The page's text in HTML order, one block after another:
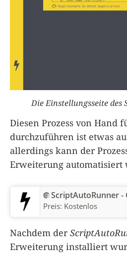
Die Einstellungsseite des
Diesen Prozess von Hand
durchzuführen ist etwas
allerdings kann der
Erweiterung automatisiert
ScriptAutoRunner -
Preis: Kostenlos
Nachdem der
Erweiterung installiert